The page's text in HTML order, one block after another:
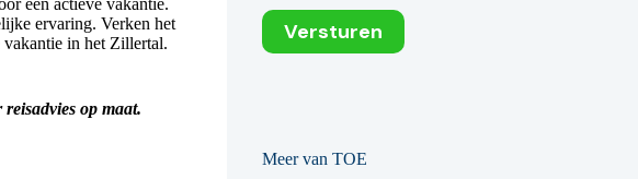
ervaring. Verken het
in het Zillertal.
op maat.
Meer van TOE